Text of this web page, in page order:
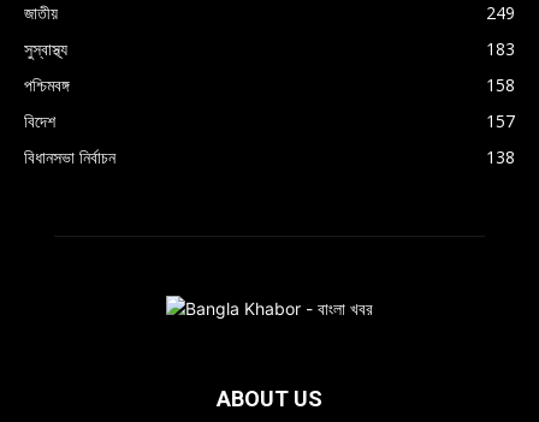
জাতীয়
249
সুস্বাস্থ্য
183
পশ্চিমবঙ্গ
158
বিদেশ
157
বিধানসভা নির্বাচন
138
ABOUT US